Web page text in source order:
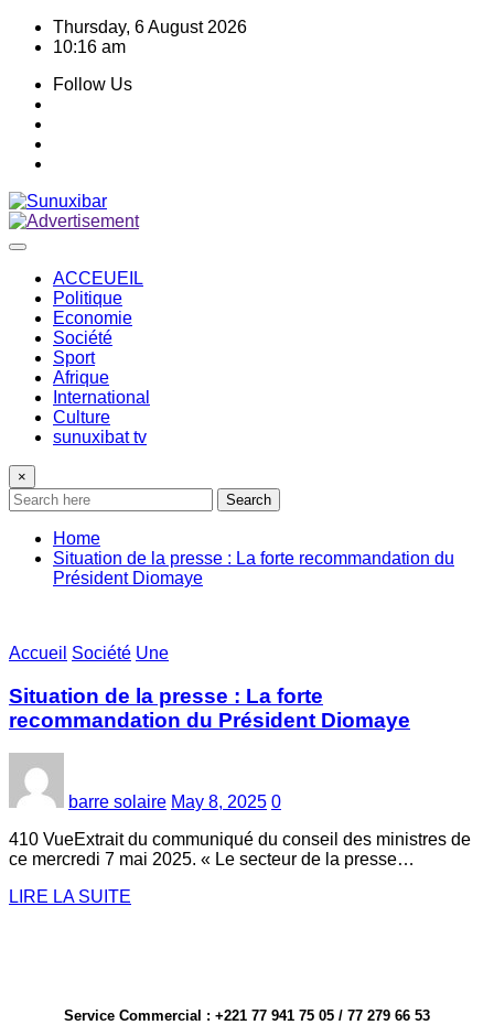
Skip
Thursday, 6 August 2026
10:16 am
Follow Us
ACCEUEIL
Politique
Economie
Société
Sport
Afrique
International
Culture
sunuxibat tv
×
Search
Home
Situation de la presse : La forte recommandation du
Président Diomaye
Accueil Société Une
Situation de la presse : La forte
recommandation du Président Diomaye
barre solaire May 8, 2025 0
410 VueExtrait du communiqué du conseil des ministres de
ce mercredi 7 mai 2025. « Le secteur de la presse…
LIRE LA SUITE
Service Commercial : +221 77 941 75 05 / 77 279 66 53